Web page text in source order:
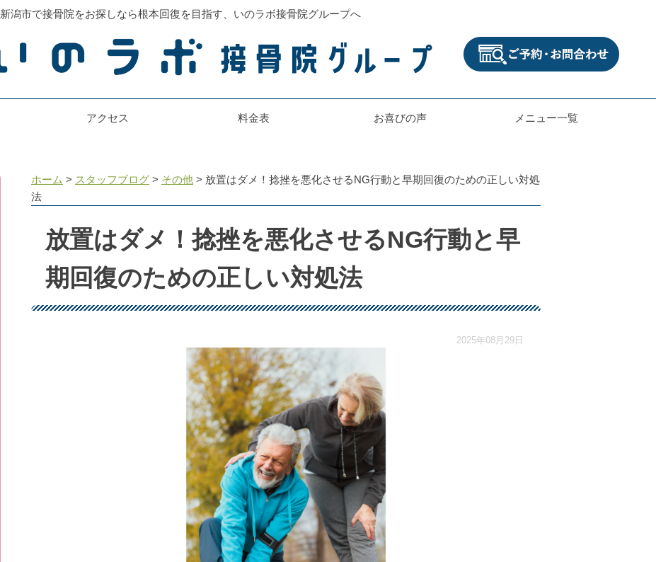
新潟市で接骨院をお探しなら根本回復を目指す、いのラボ接骨院グループへ
アクセス 料金表 お喜びの声 メニュー一覧
ホーム > スタッフブログ > その他 > 放置はダメ！捻挫を悪化させるNG行動と早期回復のための正しい対処
法
放置はダメ！捻挫を悪化させるNG行動と早
期回復のための正しい対処法
2025年08月29日